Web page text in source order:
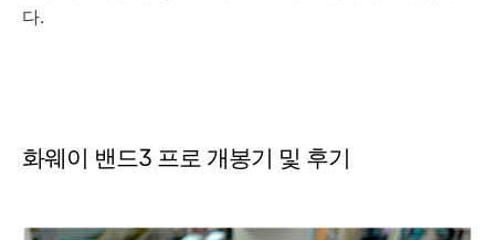
다.
화웨이 밴드3 프로 개봉기 및 후기